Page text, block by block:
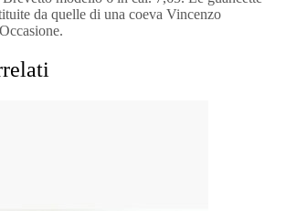
da quelle di una coeva Vincenzo